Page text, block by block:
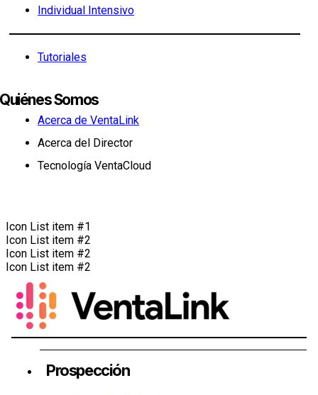
Individual Intensivo
Tutoriales
Quiénes Somos
Acerca de VentaLink
Acerca del Director
Tecnología VentaCloud
Icon List item #1
Icon List item #2
Icon List item #2
Icon List item #2
Prospección